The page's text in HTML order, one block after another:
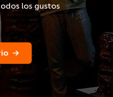
los gustos